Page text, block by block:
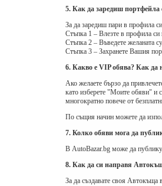
5. Как да заредиш портфейла
За да заредиш пари в профила
Стъпка 1 – Влезте в профила си
Стъпка 2 – Въведете желаната
Стъпка 3 – Захранете Вашия
6. Какво е VIP обява? Как да
Ако желаете бързо да
като изберете "Моите обяви" и
многократно повече от
По същия начин можете да
7. Колко обяви мога да
В AutoBazar.bg може да
8. Как да си направя
За да създавате своя